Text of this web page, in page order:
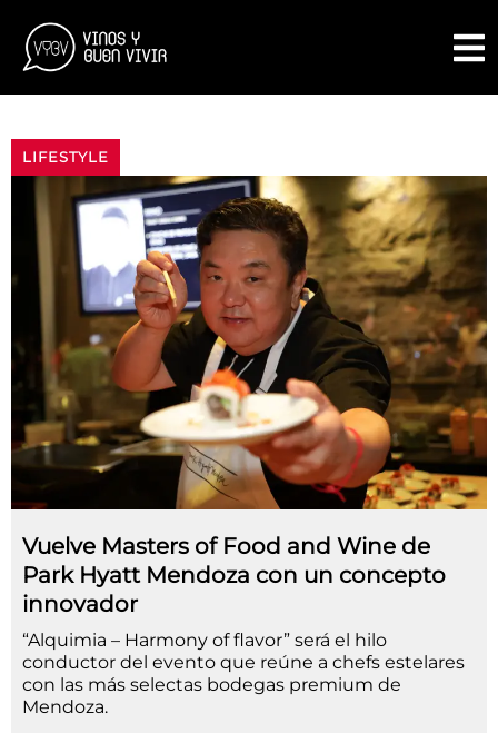
LIFESTYLE
Vuelve Masters of Food and Wine de
Park Hyatt Mendoza con un concepto
innovador
“Alquimia – Harmony of flavor” será el hilo
conductor del evento que reúne a chefs estelares
con las más selectas bodegas premium de
Mendoza.